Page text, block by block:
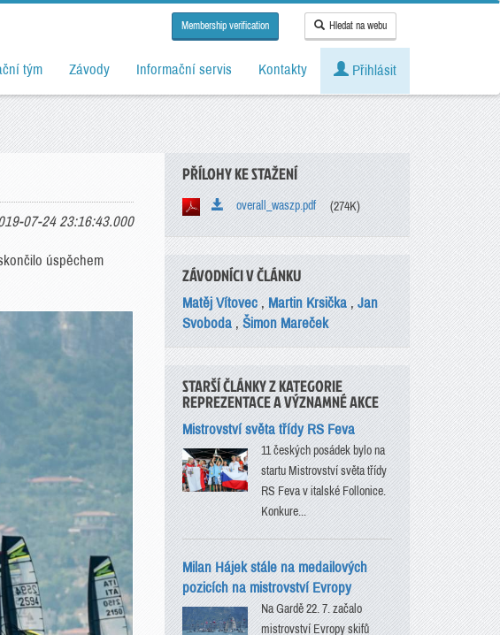
Membership verification Hledat na webu
tým Závody Informační servis Kontakty Přihlásit
07-24 23:16:43.000
úspěchem
PŘÍLOHY KE STAŽENÍ
overall_waszp.pdf (274K)
ZÁVODNÍCI V ČLÁNKU
Matěj Vítovec, Martin Krsička,Jan
Svoboda,Šimon Mareček
STARŠÍ ČLÁNKY Z KATEGORIE
REPREZENTACE A VÝZNAMNÉ AKCE
Mistrovství světa třídy RS Feva
11 českých posádek bylo na
startu Mistrovství světa třídy
RS Feva v italské Follonice.
Konkure...
Milan Hájek stále na medailových
pozicích na mistrovství Evropy
Na Gardě 22. 7. začalo
mistrovství Evropy skifů